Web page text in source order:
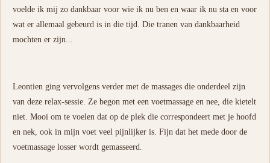
voelde ik mij zo dankbaar voor wie ik nu ben en waar ik nu sta en voor
wat er allemaal gebeurd is in die tijd. Die tranen van dankbaarheid
mochten er zijn...
Leontien ging vervolgens verder met de massages die onderdeel zijn
van deze relax-sessie. Ze begon met een voetmassage en nee, die kietelt
niet. Mooi om te voelen dat op de plek die correspondeert met je hoofd
en nek, ook in mijn voet veel pijnlijker is. Fijn dat het mede door de
voetmassage losser wordt gemasseerd.